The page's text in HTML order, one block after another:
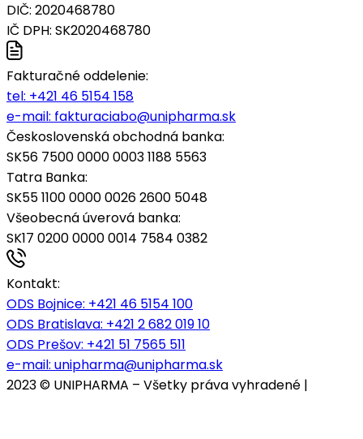
DIČ: 2020468780
IČ DPH: SK2020468780
Fakturačné oddelenie:
tel: +421 46 5154 158
e-mail: fakturaciabo@unipharma.sk
Československá obchodná banka:
SK56 7500 0000 0003 1188 5563
Tatra Banka:
SK55 1100 0000 0026 2600 5048
Všeobecná úverová banka:
SK17 0200 0000 0014 7584 0382
Kontakt:
ODS Bojnice: +421 46 5154 100
ODS Bratislava: +421 2 682 019 10
ODS Prešov: +421 51 7565 511
e-mail: unipharma@unipharma.sk
2023 © UNIPHARMA – Všetky práva vyhradené |